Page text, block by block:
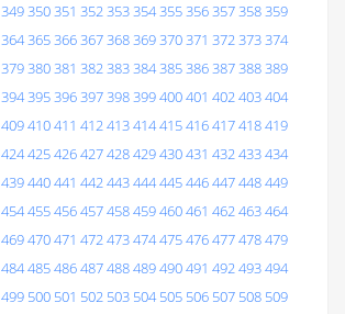
349350351 352353354355356357358359
364365366367368369370371 372373374
379380381 382383384385386387388389
394395396397398399400401 402403404
409410411 412413414415416417418419
424425426427428429430431 432433434
439440441 442443444445446447448449
454455456457458459460461 462463464
469470471 472473474475476477478479
484485486487488489490491 492493494
499 500 501 502 503 504 505 506 507 508 509